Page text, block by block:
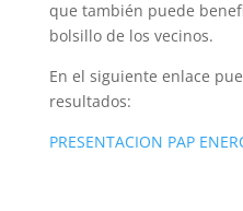
que también puede
bolsillo de los vecinos.
En el siguiente enlace
resultados:
PRESENTACION PAP